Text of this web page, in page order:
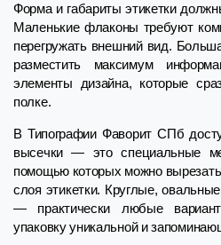
Форма и габариты этикетки
Маленькие флаконы требуют
перегружать внешний вид.
разместить максимум
элементы дизайна, которые
полке.
В Типографии Фаворит СПб
высечки — это специальные
помощью которых можно
слоя этикетки. Круглые,
— практически любые
упаковку уникальной и